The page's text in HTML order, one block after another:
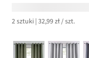
2 sztuki | 32,99 zł / szt.